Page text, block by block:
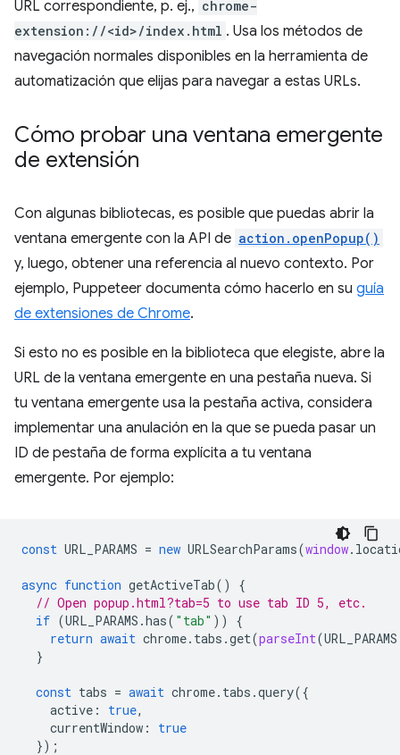
URL correspondiente, p. ej., chrome-
extension://<id>/index.html . Usa los métodos de
navegación normales disponibles en la herramienta de
automatización que elijas para navegar a estas URLs.
Cómo probar una ventana emergente
de extensión
Con algunas bibliotecas, es posible que puedas abrir la
ventana emergente con la API de action.openPopup()
y, luego, obtener una referencia al nuevo contexto. Por
ejemplo, Puppeteer documenta cómo hacerlo en su guía
de extensiones de Chrome.
Si esto no es posible en la biblioteca que elegiste, abre la
URL de la ventana emergente en una pestaña nueva. Si
tu ventana emergente usa la pestaña activa, considera
implementar una anulación en la que se pueda pasar un
ID de pestaña de forma explícita a tu ventana
emergente. Por ejemplo:
const URL_PARAMS = new URLSearchParams(window.
async function getActiveTab()
{
// Open popup.html?tab=5 to use tab ID 5, etc.
if (URL_PARAMS .has( "tab" ))
{
return await chrome. tabs .get(parseInt(URL_PARAMS
}
const tabs = await chrome. tabs .query({
active : true,
currentWindow :
true
});